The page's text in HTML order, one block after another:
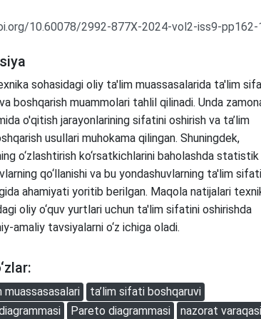
10.60078/2992-877X-2024-vol2-iss9-pp162-
sohasidagi oliy ta'lim muassasalarida ta'lim
boshqarish muammolari tahlil qilinadi. Unda
o'qitish jarayonlarining sifatini oshirish va ta’lim
usullari muhokama qilingan. Shuningdek,
o‘zlashtirish ko‘rsatkichlarini baholashda statistik
qo‘llanishi va bu yondashuvlarning ta'lim sifati
ahamiyati yoritib berilgan. Maqola natijalari
oliy o‘quv yurtlari uchun ta'lim sifatini oshirishda
amaliy tavsiyalarni o‘z ichiga oladi.
muassasasalari
ta’lim sifati boshqaruvi
Pareto diagrammasi
nazorat varaqasi